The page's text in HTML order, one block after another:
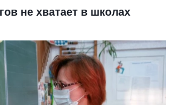
не хватает в школах